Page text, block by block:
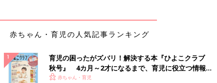
赤ちゃん・育児の人気記事ランキング
育児の困ったがズバリ！解決する本『ひよこクラブ
秋号』 4カ月～2才になるまで、育児に役立つ情報が
いっぱい！
赤ちゃん・育児